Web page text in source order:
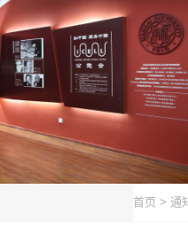
首页 > 通